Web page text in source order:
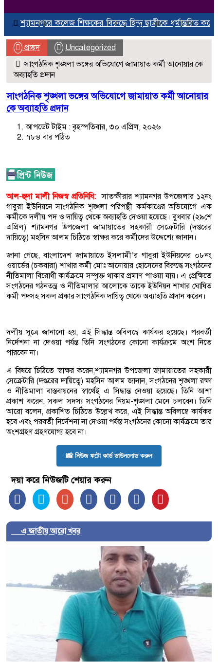
কলেজ শিক্ষকের বিরুদ্ধে হিন্দু ছাত্রীকে ধর্মান্তরিত করে
প্রচ্ছদ
Uncategorized
সাংগঠনিক শৃঙ্খলা ভঙ্গের অভিযোগে জামায়াত কর্মী আনোয়ার কে
অব্যাহতি প্রদান
সাংগঠনিক শৃঙ্খলা ভঙ্গের অভিযোগে জামায়াত কর্মী আনোয়ার
কে অব্যাহতি প্রদান
আপডেট টাইম : বৃহস্পতিবার, ৩০ এপ্রিল, ২০২৬
৭৮৪ বার পঠিত
আল-হুদা মালী নিজস্ব প্রতিনিধি: সাতক্ষীরার শ্যামনগর উপজেলার ১২নং
গাবুরা ইউনিয়নে সাংগঠনিক শৃঙ্খলা পরিপন্থী কর্মকাণ্ডের অভিযোগে এক
কর্মীকে দলীয় পদ ও দায়িত্ব থেকে অব্যাহতি দেওয়া হয়েছে। বুধবার (২৯শে
এপ্রিল) শ্যামনগর উপজেলা জামায়াতের সহকারী সেক্রেটারি (দপ্তরের
দায়িত্বে) মহসিন আলম চিঠিতে স্বাক্ষর করে কর্মীদের উদ্দেশ্যে জানান।
জানা গেছে, বাংলাদেশ জামায়াতে ইসলামী’র গাবুরা ইউনিয়নের ০৮নং
ওয়ার্ডের (চকবারা) শাখার কর্মী মোঃ আনোয়ার হোসেনের বিরুদ্ধে সংগঠনের
নীতিমালা বিরোধী কার্যক্রমে সম্পৃক্ত থাকার প্রমাণ পাওয়া যায়। এ প্রেক্ষিতে
সংগঠনের গঠনতন্ত্র ও নীতিমালার আলোকে তাকে ইউনিয়ন শাখার ঘোষিত
কর্মী পদসহ সকল প্রকার সাংগঠনিক দায়িত্ব থেকে অব্যাহতি প্রদান করেন।
দলীয় সূত্রে জানানো হয়, এই সিদ্ধান্ত অবিলম্বে কার্যকর হয়েছে। পরবর্তী
নির্দেশনা না দেওয়া পর্যন্ত তিনি সংগঠনের কোনো কার্যক্রমে অংশ নিতে
পারবেন না।
এ বিষয়ে চিঠিতে স্বাক্ষর করেন,শ্যামনগর উপজেলা জামায়াতের সহকারী
সেক্রেটারি (দপ্তরের দায়িত্বে) মহসিন আলম জানান, সংগঠনের শৃঙ্খলা রক্ষা
ও নীতিমালা বাস্তবায়নের স্বার্থেই এ সিদ্ধান্ত নেওয়া হয়েছে। তিনি আশা
প্রকাশ করেন, সকল সদস্য সংগঠনের নিয়ম-শৃঙ্খলা মেনে চলবেন। তিনি
আরো বলেন, প্রকাশিত চিঠিতে উল্লেখ করে, এই সিদ্ধান্ত অবিলম্বে কার্যকর
হবে এবং পরবর্তী নির্দেশনা না দেওয়া পর্যন্ত সংগঠনের কোনো কার্যক্রমে তার
অংশগ্রহণ গ্রহণযোগ্য হবে না।
📸 নিউজ ফটো কার্ড ডাউনলোড করুন
দয়া করে নিউজটি শেয়ার করুন
এ জাতীয় আরো খবর